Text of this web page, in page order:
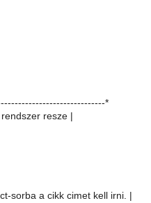
*
resze |
sorba a cikk cimet kell irni. |